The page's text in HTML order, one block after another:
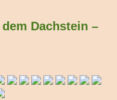
Dachstein –